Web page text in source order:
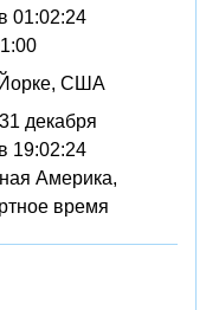
01:02:24
США
декабря
19:02:24
Америка,
время